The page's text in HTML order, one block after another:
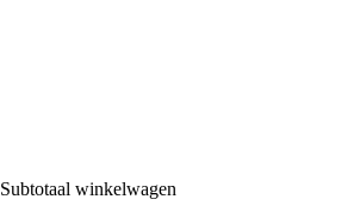
Subtotaal winkelwagen